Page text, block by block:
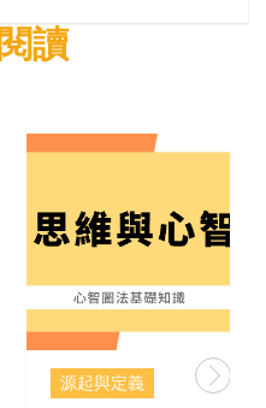
閱讀
源起與定義